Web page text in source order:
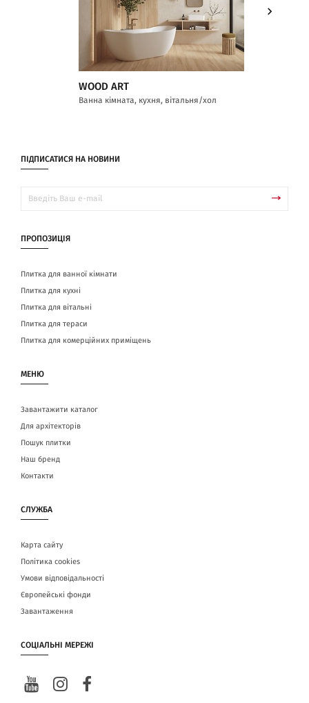
WOOD ART
Ванна кімната, кухня, вітальня/хол
ПІДПИСАТИСЯ НА НОВИНИ
ПРОПОЗИЦІЯ
Плитка для ванної кімнати
Плитка для кухні
Плитка для вітальні
Плитка для тераси
Плитка для комерційних приміщень
МЕНЮ
Завантажити каталог
Для архітекторів
Пошук плитки
Наш бренд
Контакти
СЛУЖБА
Карта сайту
Політика cookies
Умови відповідальності
Європейські фонди
Завантаження
СОЦІАЛЬНІ МЕРЕЖІ